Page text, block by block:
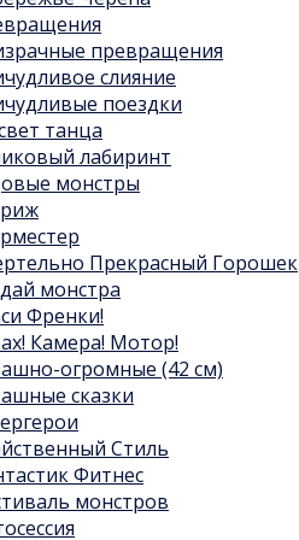
превращения
слияние
поездки
танца
лабиринт
монстры
Прекрасный Горошек
монстра
Френки!
Камера! Мотор!
огромные (42 см)
сказки
Стиль
Фитнес
монстров